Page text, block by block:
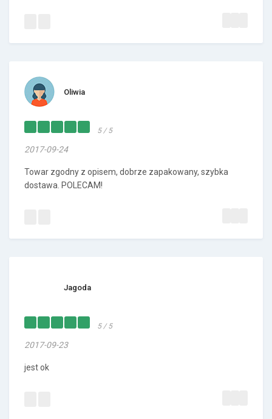
Oliwia
5 / 5
2017-09-24
Towar zgodny z opisem, dobrze zapakowany, szybka
dostawa. POLECAM!
Jagoda
5 / 5
2017-09-23
jest ok